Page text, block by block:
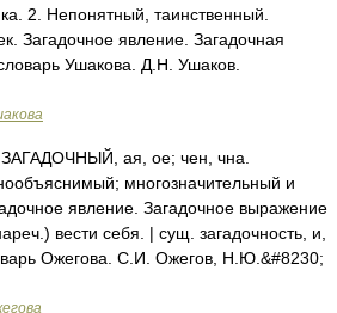
2. Непонятный, таинственный.
Загадочное явление. Загадочная
Ушакова. Д.Н. Ушаков.
ая, ое; чен, чна.
многозначительный и
явление. Загадочное выражение
вести себя. | сущ. загадочность, и,
Ожегова. С.И. Ожегов, Н.Ю.&#8230;